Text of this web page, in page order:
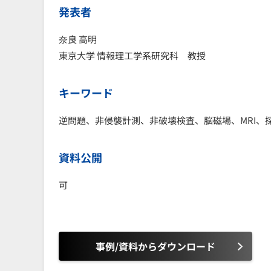
発表者
奈良 高明
東京大学 情報理工学系研究科 教授
キーワード
逆問題、非侵襲計測、非破壊検査、脳磁場、MRI、
資料公開
可
事例/資料からダウンロード